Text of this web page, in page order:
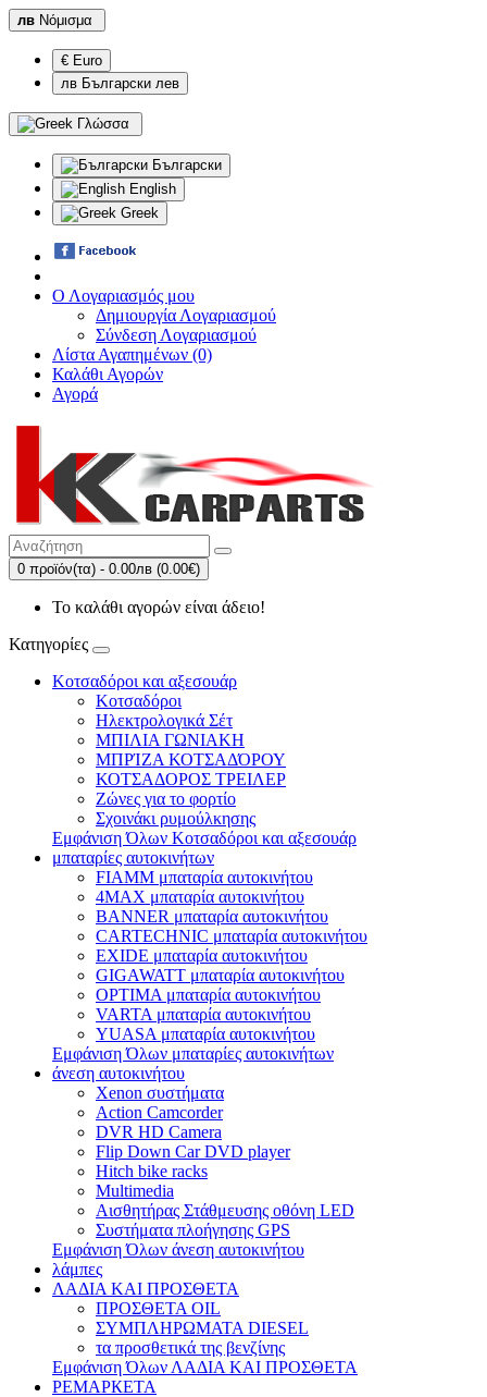
лв Νόμισμα
€ Euro
лв Български лев
Γλώσσα
Български
English
Greek
Ο Λογαριασμός μου
Δημιουργία Λογαριασμού
Σύνδεση Λογαριασμού
Λίστα Αγαπημένων (0)
Καλάθι Αγορών
Αγορά
0 προϊόν(τα) - 0.00лв (0.00€)
Το καλάθι αγορών είναι άδειο!
Κατηγορίες
Κοτσαδόροι και αξεσουάρ
Κοτσαδόροι
Ηλεκτρολογικά Σέτ
ΜΠΙΛΙΑ ΓΩΝΙΑΚΗ
ΜΠΡΊΖΑ ΚΟΤΣΑΔΌΡΟΥ
ΚΟΤΣΑΔΟΡΟΣ ΤΡΕΙΛΕΡ
Ζώνες για το φορτίο
Σχοινάκι ρυμούλκησης
Εμφάνιση Όλων Κοτσαδόροι και αξεσουάρ
μπαταρίες αυτοκινήτων
FIAMM μπαταρία αυτοκινήτου
4MAX μπαταρία αυτοκινήτου
BANNER μπαταρία αυτοκινήτου
CARTECHNIC μπαταρία αυτοκινήτου
EXIDE μπαταρία αυτοκινήτου
GIGAWATT μπαταρία αυτοκινήτου
OPTIMA μπαταρία αυτοκινήτου
VARTA μπαταρία αυτοκινήτου
YUASA μπαταρία αυτοκινήτου
Εμφάνιση Όλων μπαταρίες αυτοκινήτων
άνεση αυτοκινήτου
Xenon συστήματα
Action Camcorder
DVR HD Camera
Flip Down Car DVD player
Hitch bike racks
Multimedia
Αισθητήρας Στάθμευσης οθόνη LED
Συστήματα πλοήγησης GPS
Εμφάνιση Όλων άνεση αυτοκινήτου
λάμπες
ΛΑΔΙΑ ΚΑΙ ΠΡΟΣΘΕΤΑ
ΠΡΟΣΘΕΤΑ OIL
ΣΥΜΠΛΗΡΩΜΑΤΑ DIESEL
τα προσθετικά της βενζίνης
Εμφάνιση Όλων ΛΑΔΙΑ ΚΑΙ ΠΡΟΣΘΕΤΑ
РЕМАРКЕТА